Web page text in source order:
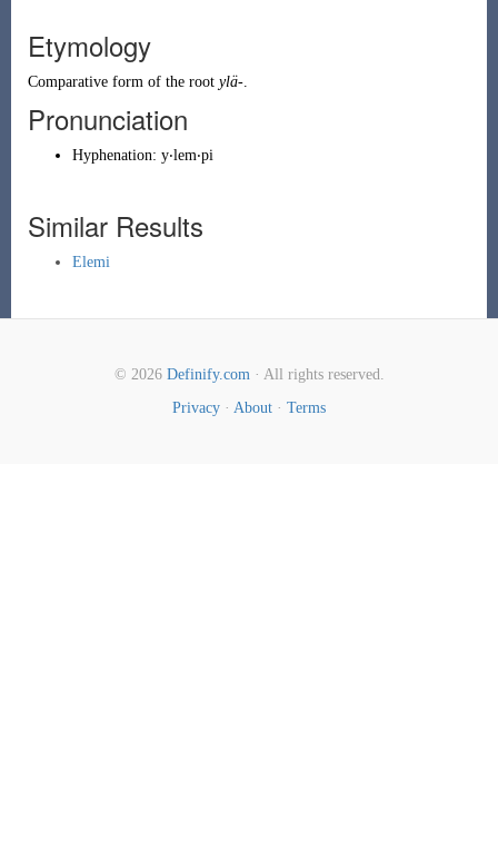
Etymology
Comparative form of the root ylä-.
Pronunciation
Hyphenation: y‧lem‧pi
Similar Results
Elemi
© 2026 Definify.com· All rights reserved.
Privacy · About · Terms